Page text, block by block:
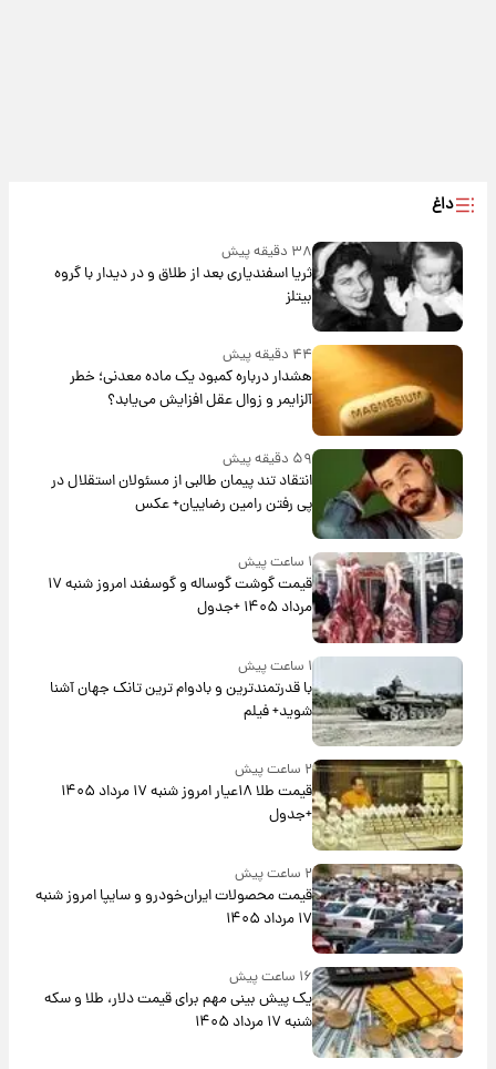
داغ
۳۸ دقیقه پیش
ثریا اسفندیاری بعد از طلاق و در دیدار با گروه
بیتلز
۴۴ دقیقه پیش
هشدار درباره کمبود یک ماده معدنی؛ خطر
آلزایمر و زوال عقل افزایش می‌یابد؟
۵۹ دقیقه پیش
انتقاد تند پیمان طالبی از مسئولان استقلال در
پی رفتن رامین رضاییان+ عکس
۱ ساعت پیش
قیمت گوشت گوساله و گوسفند امروز شنبه ۱۷
مرداد ۱۴۰۵ +جدول
۱ ساعت پیش
با قدرتمندترین و بادوام ترین تانک جهان آشنا
شوید+ فیلم
۲ ساعت پیش
قیمت طلا ۱۸عیار امروز شنبه ۱۷ مرداد ۱۴۰۵
+جدول
۲ ساعت پیش
قیمت محصولات ایران‌خودرو و سایپا امروز شنبه
۱۷ مرداد ۱۴۰۵
۱۶ ساعت پیش
یک پیش ‌بینی مهم برای قیمت دلار، طلا و سکه
شنبه ۱۷ مرداد ۱۴۰۵